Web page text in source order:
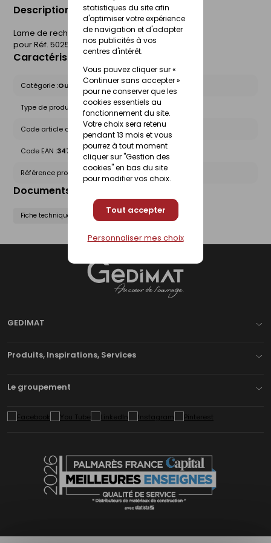
statistiques du site afin
d'optimiser votre expérience
de navigation et d'adapter
nos publicités à vos
centres d'intérêt.
Vous pouvez cliquer sur «
Continuer sans accepter »
pour ne conserver que les
cookies essentiels au
fonctionnement du site.
Votre choix sera retenu
pendant 13 mois et vous
pourrez à tout moment
cliquer sur "Gestion des
cookies" en bas du site
pour modifier vos choix.
Tout accepter
Personnaliser mes choix
Description du produit
Lame de rechange pour rabot-râpe
pour Réf. 502500 et 502530.
Caractéristiques du produit
Catégorie :Outils de finition
Type de produit : Rabots - Lames
Code article chez le fournisseur :502510
Code EAN :3479135025108
Référence produit nationale Gedimat :23083776
Documents liés
Fiche technique
GEDIMAT
Produits, Inspirations, Services
Le groupement